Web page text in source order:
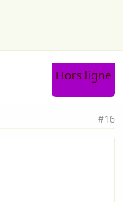
Hors ligne
#16